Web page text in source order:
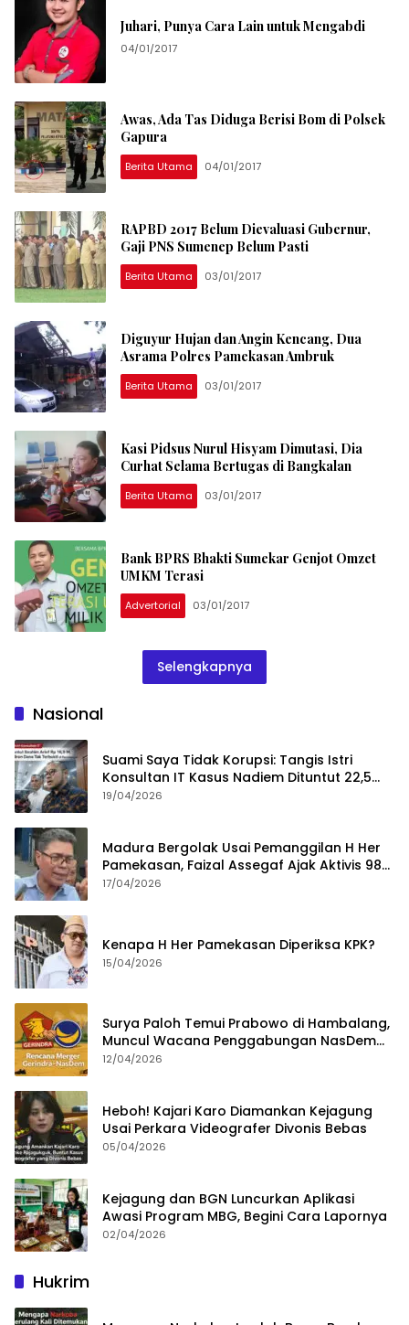
Juhari, Punya Cara Lain untuk Mengabdi
04/01/2017
Awas, Ada Tas Diduga Berisi Bom di Polsek
Gapura
Berita Utama 04/01/2017
RAPBD 2017 Belum Dievaluasi Gubernur,
Gaji PNS Sumenep Belum Pasti
Berita Utama 03/01/2017
Diguyur Hujan dan Angin Kencang, Dua
Asrama Polres Pamekasan Ambruk
Berita Utama 03/01/2017
Kasi Pidsus Nurul Hisyam Dimutasi, Dia
Curhat Selama Bertugas di Bangkalan
Berita Utama 03/01/2017
Bank BPRS Bhakti Sumekar Genjot Omzet
UMKM Terasi
Advertorial 03/01/2017
Selengkapnya
Nasional
Suami Saya Tidak Korupsi: Tangis Istri
Konsultan IT Kasus Nadiem Dituntut 22,5
Tahun
19/04/2026
Madura Bergolak Usai Pemanggilan H Her
Pamekasan, Faizal Assegaf Ajak Aktivis 98
Bongkar Permainan KPK
17/04/2026
Kenapa H Her Pamekasan Diperiksa KPK?
15/04/2026
Surya Paloh Temui Prabowo di Hambalang,
Muncul Wacana Penggabungan NasDem
dan Gerindra
12/04/2026
Heboh! Kajari Karo Diamankan Kejagung
Usai Perkara Videografer Divonis Bebas
05/04/2026
Kejagung dan BGN Luncurkan Aplikasi
Awasi Program MBG, Begini Cara Lapornya
02/04/2026
Hukrim